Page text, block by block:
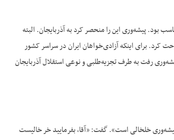
بود. پیشه‌وری این را منحصر کرد به آذربایجان. البته
کرد. برای اینکه آزادی‌خواهان ایران در سراسر کشور
رفت به طرف تجزیه‌طلبی و نوعی استقلال آذربایجان
خلخالی است». گفت: «آقا، بفرمایید خر خالیست